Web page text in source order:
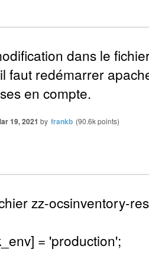
dans le
faut redémarrer
en compte.
19, 2021 by frankb (90.6kpoints)
zz-ocsinventory-
= 'production';